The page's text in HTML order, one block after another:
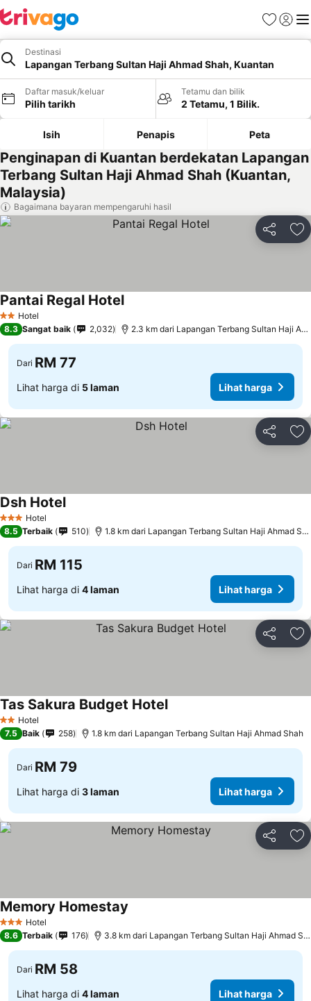
Kegemaran
Daftar
Destinasi
Lapangan Terbang Sultan Haji Ahmad Shah, Kuantan
Daftar masuk/keluar
Pilih tarikh
Tetamu dan bilik
2 Tetamu, 1 Bilik.
Isih Penapis Peta
Penginapan di Kuantan berdekatan Lapangan
Terbang Sultan Haji Ahmad Shah (Kuantan,
Malaysia)
Bagaimana bayaran mempengaruhi hasil
Kongsi
2 Bintang
Hotel
Pantai Regal Hotel
8.3 Sangat baik 2,032 2.3 km dari Lapangan Terbang Sultan Haji Ahmad Shah
Dari RM 77
Lihat harga di 5 laman Lihat harga
Kongsi
3 BintangHotel
Dsh Hotel
8.5 Terbaik 510 1.8 km dari Lapangan Terbang Sultan Haji Ahmad Shah
Dari RM 115
Lihat harga di 4 laman Lihat harga
Kongsi
2 Bintang
Hotel
Tas Sakura Budget Hotel
7.5 Baik 258 1.8 km dari Lapangan Terbang Sultan Haji Ahmad Shah
Dari RM 79
Lihat harga di 3 laman Lihat harga
Kongsi
3 BintangHotel
Memory Homestay
8.6 Terbaik 176 3.8 km dari Lapangan Terbang Sultan Haji Ahmad Shah
Dari RM 58
Lihat harga di 4 laman Lihat harga